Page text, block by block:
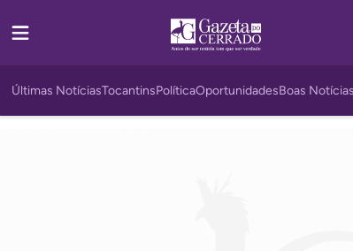
Últimas NotíciasTocantinsPolíticaOportunidadesBoas Notícias